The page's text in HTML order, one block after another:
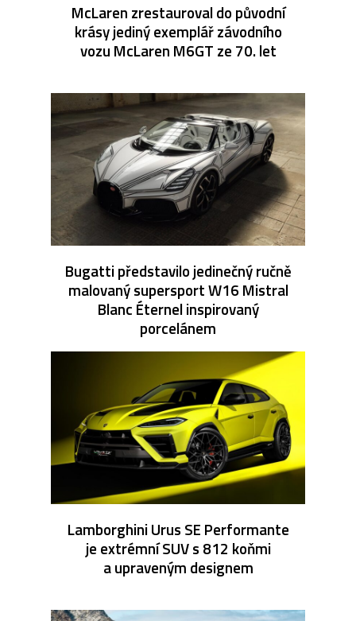
McLaren zrestauroval do původní
krásy jediný exemplář závodního
vozu McLaren M6GT ze 70. let
Bugatti představilo jedinečný ručně
malovaný supersport W16 Mistral
Blanc Éternel inspirovaný
porcelánem
Lamborghini Urus SE Performante
je extrémní SUV s 812 koňmi
a upraveným designem